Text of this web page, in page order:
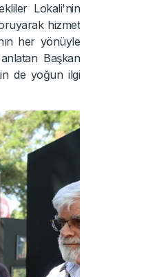
Lokali'nin
hizmet
her yönüyle
Başkan
de yoğun ilgi